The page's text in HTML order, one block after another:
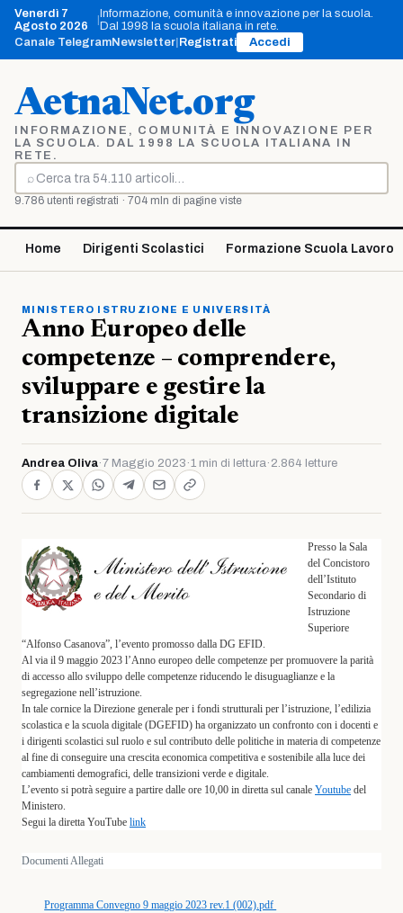
Vai
contenuto
Venerdì 7
Agosto 2026
Informazione, comunità e innovazione per la scuola.
Dal 1998 la scuola italiana in rete.
Canale TelegramNewsletter Registrati Accedi
AetnaNet.org
INFORMAZIONE, COMUNITÀ E INNOVAZIONE PER
LA SCUOLA. DAL 1998 LA SCUOLA ITALIANA IN
RETE.
⌕
Cerca
9.786 utenti registrati · 704 mln di pagine viste
Home Dirigenti Scolastici Formazione Scuola Lavoro
MINISTERO ISTRUZIONE E UNIVERSITÀ
Anno Europeo delle
competenze – comprendere,
sviluppare e gestire la
transizione digitale
Andrea Oliva·7 Maggio 2023 ·1 min di lettura· 2.864 letture
Presso la Sala
del Concistoro
dell’Istituto
Secondario di
Istruzione
Superiore
“Alfonso Casanova”, l’evento promosso dalla DG EFID.
Al via il 9 maggio 2023 l’Anno europeo delle competenze per promuovere la parità
di accesso allo sviluppo delle competenze riducendo le disuguaglianze e la
segregazione nell’istruzione.
In tale cornice la Direzione generale per i fondi strutturali per l’istruzione, l’edilizia
scolastica e la scuola digitale (DGEFID) ha organizzato un confronto con i docenti e
i dirigenti scolastici sul ruolo e sul contributo delle politiche in materia di competenze
al fine di conseguire una crescita economica competitiva e sostenibile alla luce dei
cambiamenti demografici, delle transizioni verde e digitale.
L’evento si potrà seguire a partire dalle ore 10,00 in diretta sul canale Youtube del
Ministero.
Segui la diretta YouTube link
Documenti Allegati
Programma Convegno 9 maggio 2023 rev.1 (002).pdf